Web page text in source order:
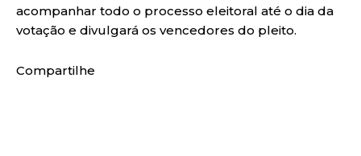
acompanhar todo o processo eleitoral até o dia da
votação e divulgará os vencedores do pleito.
Compartilhe